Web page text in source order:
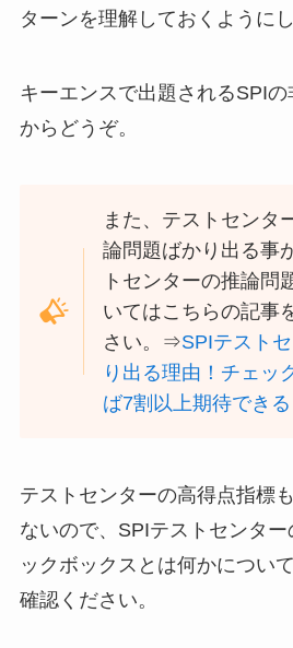
ターンを理解しておくように
キーエンスで出題されるSPI
からどうぞ。
また、テストセンタ
論問題ばかり出る事
トセンターの推論問
いてはこちらの記事
さい。⇒SPIテスト
り出る理由！チェッ
ば7割以上期待できる
テストセンターの高得点指標
ないので、SPIテストセンタ
ックボックスとは何かについ
確認ください。